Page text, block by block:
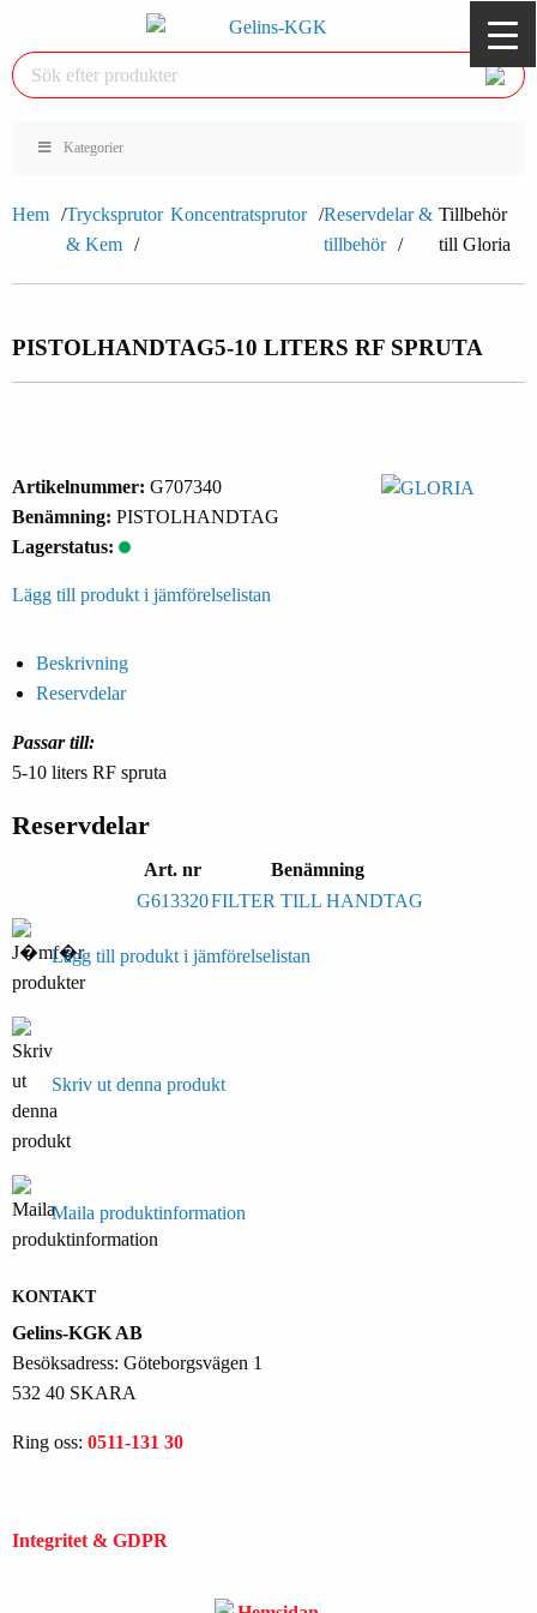
Kategorier
Hem
Trycksprutor
& Kem
Koncentratsprutor
Reservdelar &
tillbehör
Tillbehör
till Gloria
PISTOLHANDTAG5-10 LITERS RF SPRUTA
Artikelnummer: G707340
Benämning: PISTOLHANDTAG
Lagerstatus:
Lägg till produkt i jämförelselistan
Beskrivning
Reservdelar
Passar till:
5-10 liters RF spruta
Reservdelar
Art. nr
Benämning
G613320FILTER TILL HANDTAG
Lägg till produkt i jämförelselistan
Skriv ut denna produkt
Maila produktinformation
KONTAKT
Gelins-KGK AB
Besöksadress: Göteborgsvägen 1
532 40 SKARA
Ring oss: 0511-131 30
Integritet & GDPR